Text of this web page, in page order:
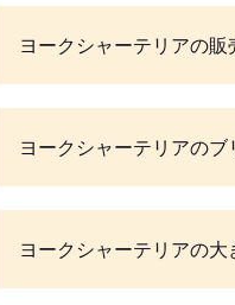
ヨークシャーテリアの
ヨークシャーテリアの
ヨークシャーテリアの